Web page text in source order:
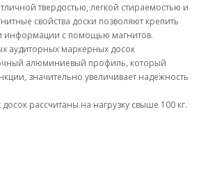
твердостью, легкой стираемостью и
свойства доски позволяют крепить
информации с помощью магнитов.
аудиторных маркерных досок
алюминиевый профиль, который
значительно увеличивает надежность
рассчитаны на нагрузку свыше 100 кг.